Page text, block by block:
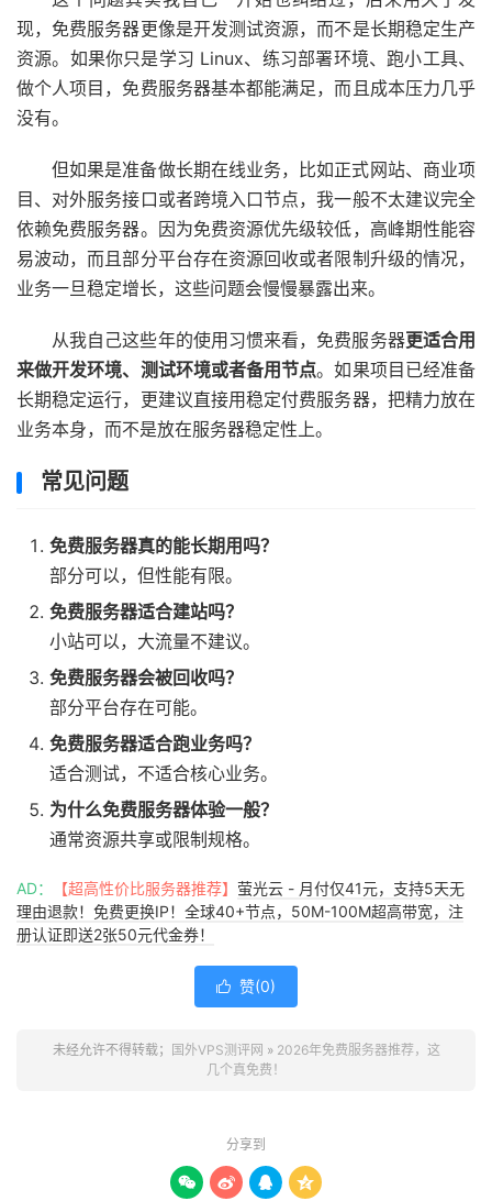
现，免费服务器更像是开发测试资源，而不是长期稳定生产
资源。如果你只是学习 Linux、练习部署环境、跑小工具、
做个人项目，免费服务器基本都能满足，而且成本压力几乎
没有。
但如果是准备做长期在线业务，比如正式网站、商业项
目、对外服务接口或者跨境入口节点，我一般不太建议完全
依赖免费服务器。因为免费资源优先级较低，高峰期性能容
易波动，而且部分平台存在资源回收或者限制升级的情况，
业务一旦稳定增长，这些问题会慢慢暴露出来。
从我自己这些年的使用习惯来看，免费服务器更适合用
来做开发环境、测试环境或者备用节点。如果项目已经准备
长期稳定运行，更建议直接用稳定付费服务器，把精力放在
业务本身，而不是放在服务器稳定性上。
常见问题
免费服务器真的能长期用吗？
部分可以，但性能有限。
免费服务器适合建站吗？
小站可以，大流量不建议。
免费服务器会被回收吗？
部分平台存在可能。
免费服务器适合跑业务吗？
适合测试，不适合核心业务。
为什么免费服务器体验一般？
通常资源共享或限制规格。
AD： 【超高性价比服务器推荐】 萤光云 - 月付仅41元，支持5天无
理由退款！免费更换IP！全球40+节点，50M-100M超高带宽，注
册认证即送2张50元代金券！
 赞(0)
未经允许不得转载； 国外VPS测评网 » 2026年免费服务器推荐，这
几个真免费！
分享到
   